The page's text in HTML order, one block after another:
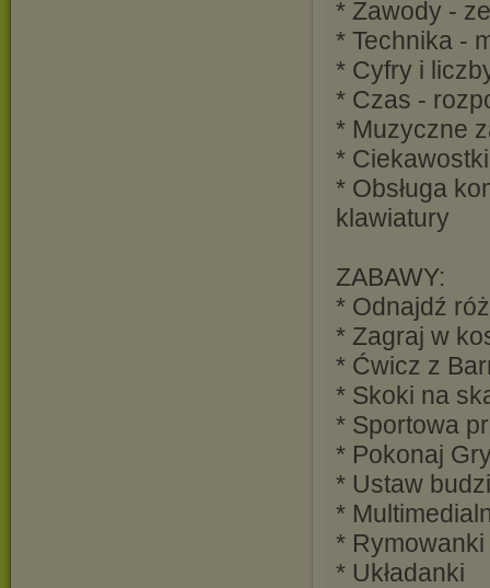
* Zawody -
* Technika -
* Cyfry i
* Czas -
* Muzyczne
*
* Obsługa
klawiatury
ZABAWY:
* Odnajdź
* Zagraj w
* Ćwicz z
* Skoki na
* Sportowa
* Pokonaj
* Ustaw
*
* Rymowanki
* Układanki